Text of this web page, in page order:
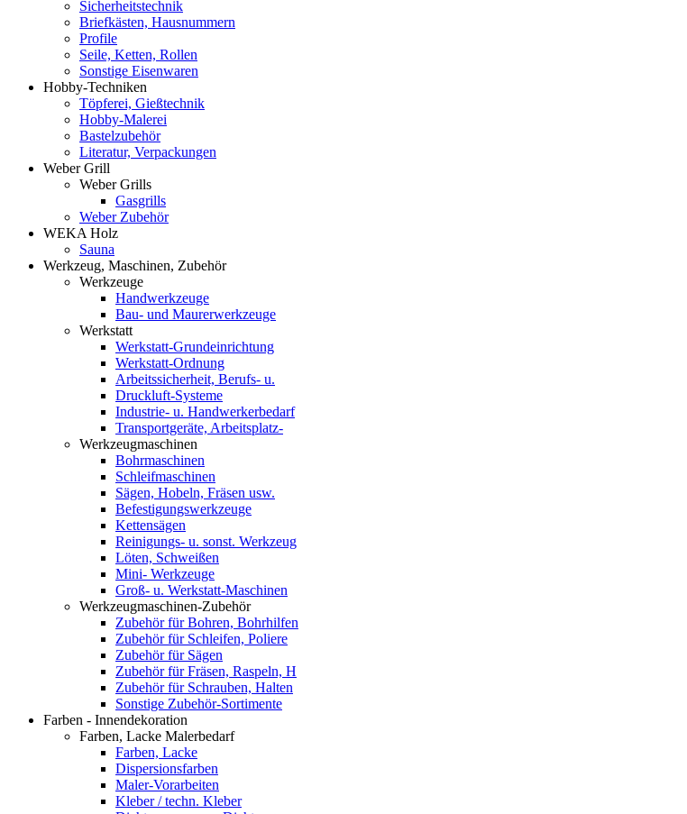
Sicherheitstechnik
Briefkästen, Hausnummern
Profile
Seile, Ketten, Rollen
Sonstige Eisenwaren
Hobby-Techniken
Töpferei, Gießtechnik
Hobby-Malerei
Bastelzubehör
Literatur, Verpackungen
Weber Grill
Weber Grills
Gasgrills
Weber Zubehör
WEKA Holz
Sauna
Werkzeug, Maschinen, Zubehör
Werkzeuge
Handwerkzeuge
Bau- und Maurerwerkzeuge
Werkstatt
Werkstatt-Grundeinrichtung
Werkstatt-Ordnung
Arbeitssicherheit, Berufs- u.
Druckluft-Systeme
Industrie- u. Handwerkerbedarf
Transportgeräte, Arbeitsplatz-
Werkzeugmaschinen
Bohrmaschinen
Schleifmaschinen
Sägen, Hobeln, Fräsen usw.
Befestigungswerkzeuge
Kettensägen
Reinigungs- u. sonst. Werkzeug
Löten, Schweißen
Mini- Werkzeuge
Groß- u. Werkstatt-Maschinen
Werkzeugmaschinen-Zubehör
Zubehör für Bohren, Bohrhilfen
Zubehör für Schleifen, Poliere
Zubehör für Sägen
Zubehör für Fräsen, Raspeln, H
Zubehör für Schrauben, Halten
Sonstige Zubehör-Sortimente
Farben - Innendekoration
Farben, Lacke Malerbedarf
Farben, Lacke
Dispersionsfarben
Maler-Vorarbeiten
Kleber / techn. Kleber